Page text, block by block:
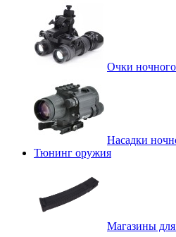
Очки
Насадки
Тюнинг оружия
Магазины